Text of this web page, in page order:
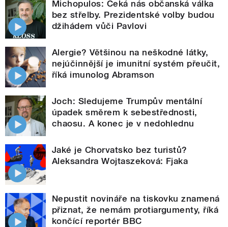
Michopulos: Čeká nás občanská válka
bez střelby. Prezidentské volby budou
džihádem vůči Pavlovi
Alergie? Většinou na neškodné látky,
nejúčinnější je imunitní systém přeučit,
říká imunolog Abramson
Joch: Sledujeme Trumpův mentální
úpadek směrem k sebestřednosti,
chaosu. A konec je v nedohlednu
Jaké je Chorvatsko bez turistů?
Aleksandra Wojtaszeková: Fjaka
Nepustit novináře na tiskovku znamená
přiznat, že nemám protiargumenty, říká
končící reportér BBC